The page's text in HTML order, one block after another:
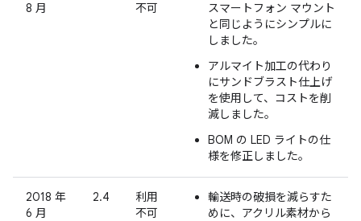
8 月
不可
スマートフォン マウント
と同じようにシンプルに
しました。
アルマイト加工の代わり
にサンドブラスト仕上げ
を使用して、コストを削
減しました。
BOM の LED ライトの仕
様を修正しました。
2018 年
6 月
2.4
利用
不可
輸送時の破損を減らすた
めに、アクリル素材から